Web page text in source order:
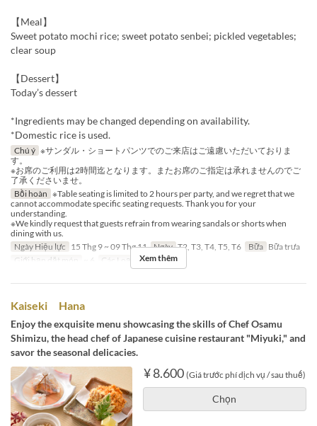
【Meal】
Sweet potato mochi rice; sweet potato senbei; pickled vegetables;
clear soup
【Dessert】
Today’s dessert
*Ingredients may be changed depending on availability.
*Domestic rice is used.
Chú ý ※サンダル・ショートパンツでのご来店はご遠慮いただいておりま
す。
※お席のご利用は2時間迄となります。またお席のご指定は承れませんのでご
了承くださいませ。
Bồi hoàn ※Table seating is limited to 2 hours per party, and we regret that we
cannot accommodate specific seating requests. Thank you for your
understanding.
※We kindly request that guests refrain from wearing sandals or shorts when
dining with us.
Ngày Hiệu lực 15 Thg 9 ~ 09 Thg 11 Ngày T2, T3, T4, T5, T6 Bữa Bữa trưa
Giới hạn dặt món
~ 6 Các Loại Ghế Table
Xem thêm
Kaiseki Hana
Enjoy the exquisite menu showcasing the skills of Chef Osamu
Shimizu, the head chef of Japanese cuisine restaurant "Miyuki," and
savor the seasonal delicacies.
¥ 8.600 (Giá trước phí dịch vụ / sau thuế)
Chọn